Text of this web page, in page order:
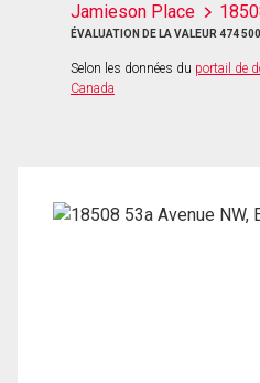
Jamieson Place
ÉVALUATION DE LA VALEUR 474
Selon les données du portail de
Canada